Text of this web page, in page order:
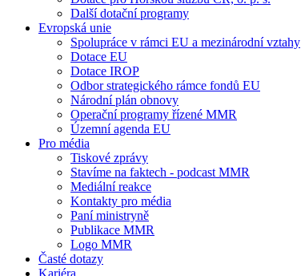
Další dotační programy
Evropská unie
Spolupráce v rámci EU a mezinárodní vztahy
Dotace EU
Dotace IROP
Odbor strategického rámce fondů EU
Národní plán obnovy
Operační programy řízené MMR
Územní agenda EU
Pro média
Tiskové zprávy
Stavíme na faktech - podcast MMR
Mediální reakce
Kontakty pro média
Paní ministryně
Publikace MMR
Logo MMR
Časté dotazy
Kariéra